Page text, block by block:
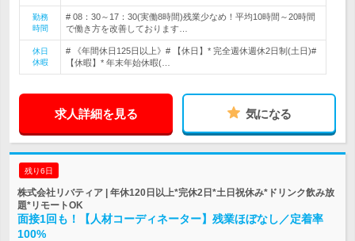
勤務
時間
# 08：30～17：30(実働8時間)残業少なめ！平均10時間～20時間
で働き方を改善しております…
休日
休暇
# 《年間休日125日以上》# 【休日】* 完全週休週休2日制(土日)#
【休暇】* 年末年始休暇(…
求人詳細を見る 気になる
残り6日
株式会社リバティア | 年休120日以上*完休2日*土日祝休み*ドリンク飲み放
題*リモートOK
面接1回も！【人材コーディネーター】残業ほぼなし／定着率
100%